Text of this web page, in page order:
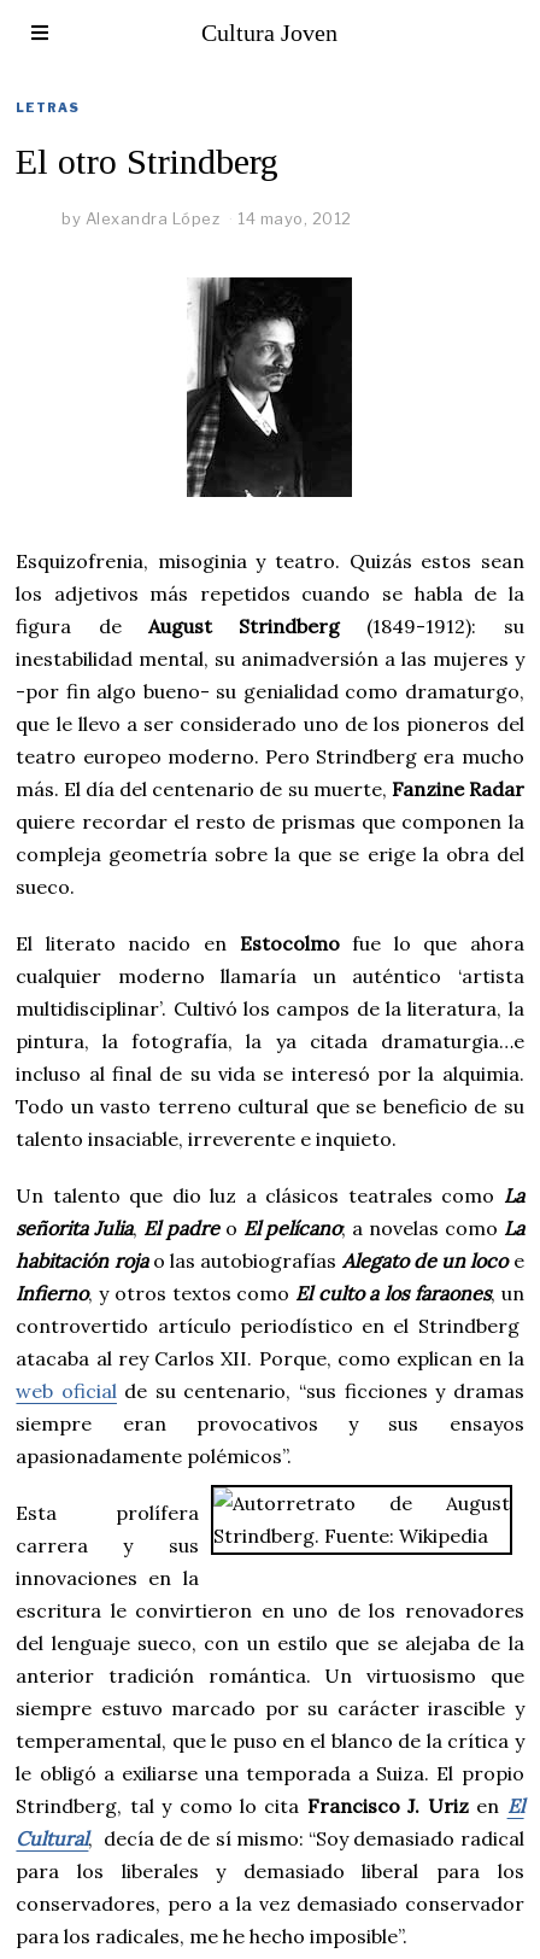
Cultura Joven
LETRAS
El otro Strindberg
by Alexandra López 14 mayo, 2012
Esquizofrenia, misoginia y teatro. Quizás estos sean
los adjetivos más repetidos cuando se habla de la
figura de August Strindberg(1849-1912): su
inestabilidad mental, su animadversión a las mujeres y
-por fin algo bueno- su genialidad como dramaturgo,
que le llevo a ser considerado uno de los pioneros del
teatro europeo moderno. Pero Strindberg era mucho
más. El día del centenario de su muerte, Fanzine Radar
quiere recordar el resto de prismas que componen la
compleja geometría sobre la que se erige la obra del
sueco.
El literato nacido en Estocolmofue lo que ahora
cualquier moderno llamaría un auténtico ‘artista
multidisciplinar’. Cultivó los campos de la literatura, la
pintura, la fotografía, la ya citada dramaturgia…e
incluso al final de su vida se interesó por la alquimia.
Todo un vasto terreno cultural que se beneficio de su
talento insaciable, irreverente e inquieto.
Un talento que dio luz a clásicos teatrales como La
señorita Julia, El padreo El pelícano; a novelas como La
habitación rojao las autobiografías Alegato de un locoe
Infierno, y otros textos como El culto a los faraones, un
controvertido artículo periodístico en el Strindberg
atacaba al rey Carlos XII. Porque, como explican en la
web oficial de su centenario, “sus ficciones y dramas
siempre eran provocativos y sus ensayos
apasionadamente polémicos”.
Esta prolífera
carrera y sus
innovaciones en la
escritura le convirtieron en uno de los renovadores
del lenguaje sueco, con un estilo que se alejaba de la
anterior tradición romántica. Un virtuosismo que
siempre estuvo marcado por su carácter irascible y
temperamental, que le puso en el blanco de la crítica y
le obligó a exiliarse una temporada a Suiza. El propio
Strindberg, tal y como lo cita Francisco J. Urizen El
Cultural, decía de de sí mismo: “Soy demasiado radical
para los liberales y demasiado liberal para los
conservadores, pero a la vez demasiado conservador
para los radicales, me he hecho imposible”.